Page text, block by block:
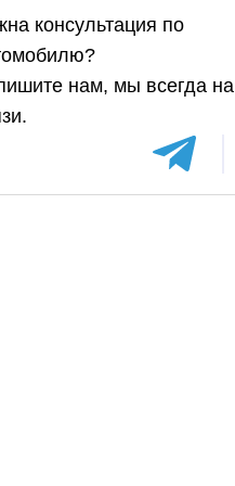
консультация по
нам, мы всегда на